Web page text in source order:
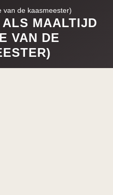
MAALTIJD
VAN DE
van de kaasmeester)